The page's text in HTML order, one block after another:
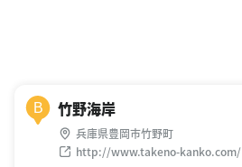
B 竹野海岸
兵庫県豊岡市竹野町
http://www.takeno-kanko.com/